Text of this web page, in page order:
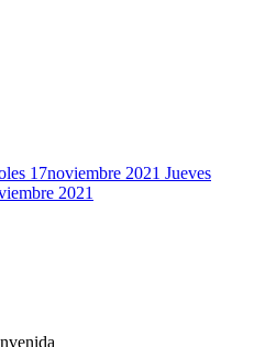
17Noviembre 2021 Jueves
2021